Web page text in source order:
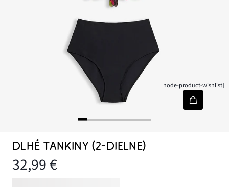
[node-product-wishlist]
DLHÉ TANKINY (2-DIELNE)
32,99 €